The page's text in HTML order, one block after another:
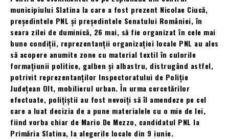
municipiului Slatina la care a fost prezent Nicolae Ciucă,
președintele PNL și președintele Senatului României, în
seara zilei de duminică, 26 mai, să fie organizat în cele mai
bune condiții, reprezentanții organizației locale PNL au ales
să acopere anumite zone cu material textil în culorile
formațiunii politice, galben și albastru, distrugând astfel,
potrivit reprezentanților Inspectoratului de Poliție
Județean Olt, mobilierul urban. În urma cercetărilor
efectuate, polițiștii au fost nevoiți să îl amendeze pe cel
care a luat decizia de a pune materialele cu o mie de lei,
fiind vorba chiar de Mario De Mezzo, candidatul PNL la
Primăria Slatina, la alegerile locale din 9 iunie.